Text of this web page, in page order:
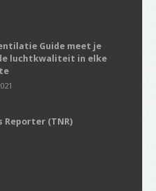
Guide meet je
luchtkwaliteit in elke
Reporter (TNR)